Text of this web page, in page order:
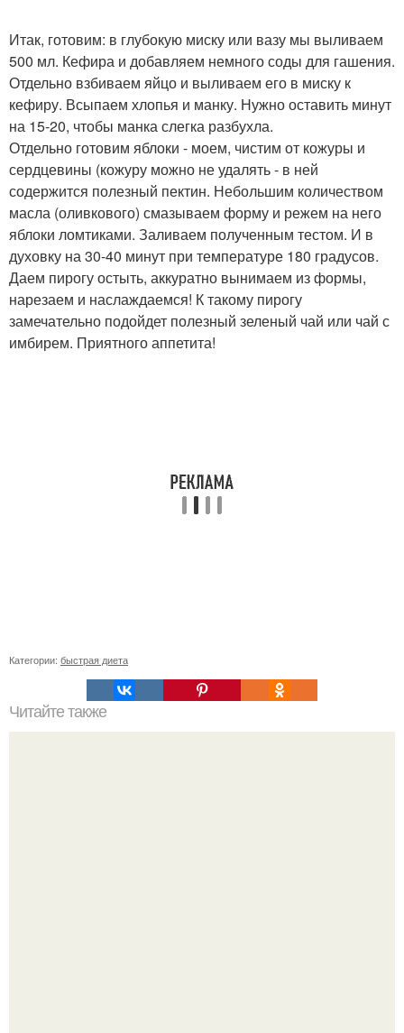
Итак, готовим: в глубокую миску или вазу мы выливаем
500 мл. Кефира и добавляем немного соды для гашения.
Отдельно взбиваем яйцо и выливаем его в миску к
кефиру. Всыпаем хлопья и манку. Нужно оставить минут
на 15-20, чтобы манка слегка разбухла.
Отдельно готовим яблоки - моем, чистим от кожуры и
сердцевины (кожуру можно не удалять - в ней
содержится полезный пектин. Небольшим количеством
масла (оливкового) смазываем форму и режем на него
яблоки ломтиками. Заливаем полученным тестом. И в
духовку на 30-40 минут при температуре 180 градусов.
Даем пирогу остыть, аккуратно вынимаем из формы,
нарезаем и наслаждаемся! К такому пирогу
замечательно подойдет полезный зеленый чай или чай с
имбирем. Приятного аппетита!
Категории: быстрая диета
Читайте также